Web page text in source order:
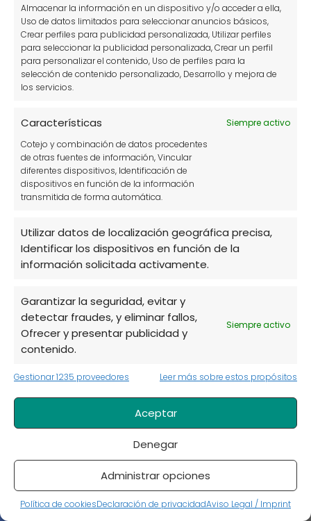
Almacenar la información en un dispositivo y/o acceder a ella,
Uso de datos limitados para seleccionar anuncios básicos,
Crear perfiles para publicidad personalizada, Utilizar perfiles
para seleccionar la publicidad personalizada, Crear un perfil
para personalizar el contenido, Uso de perfiles para la
selección de contenido personalizado, Desarrollo y mejora de
los servicios.
Características
Siempre activo
Cotejo y combinación de datos procedentes
de otras fuentes de información, Vincular
diferentes dispositivos, Identificación de
dispositivos en función de la información
transmitida de forma automática.
Utilizar datos de localización geográfica precisa,
Identificar los dispositivos en función de la
información solicitada activamente.
Garantizar la seguridad, evitar y
detectar fraudes, y eliminar fallos,
Ofrecer y presentar publicidad y
contenido.
Siempre activo
Gestionar 1235 proveedores Leer más sobre estos propósitos
Aceptar
Denegar
Administrar opciones
Política de cookiesDeclaración de privacidadAviso Legal / Imprint
Guía de Vermicultura en Casa: Cómo
Hacer y Cuidar un Vermicompostador
Plantas en agua sin tierra: guía de
cultivo y cuidados
Como reproducir el romero por
Sustratos, abonos y correctores para